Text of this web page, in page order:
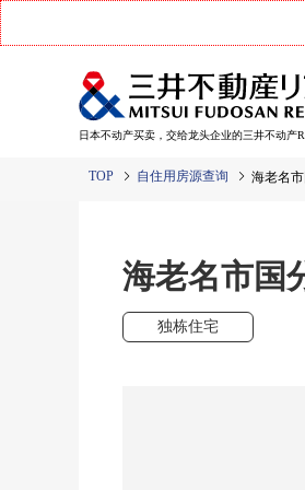
日本不动产买卖，交给龙头企业的三井不动产
TOP 自住用房源查询 海老名
海老名市国
独栋住宅